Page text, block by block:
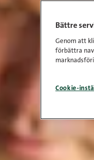
Bättre
Genom att
förbättra
Cookie-